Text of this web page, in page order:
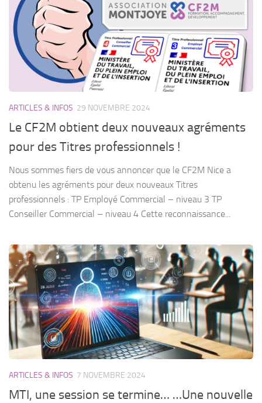
ARTICLES & INFOS 29 NOVEMBRE 2024
Le CF2M obtient deux nouveaux agréments
pour des Titres professionnels !
Nous sommes fiers de vous annoncer que le CF2M Nice a
obtenu les agréments pour deux nouveaux Titres
professionnels : TP Employé Commercial – niveau 3 TP
Conseiller Commercial – niveau 4 Cette reconnaissance...
ARTICLES & INFOS 7 NOVEMBRE 2024
MTI, une session se termine… …Une nouvelle